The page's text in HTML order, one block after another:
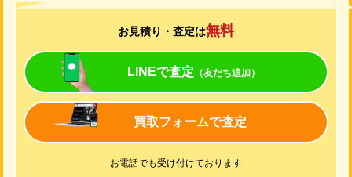
お見積り・査定は無料
LINEで査定 （友だち追加）
買取フォームで査定
お電話でも受け付けております